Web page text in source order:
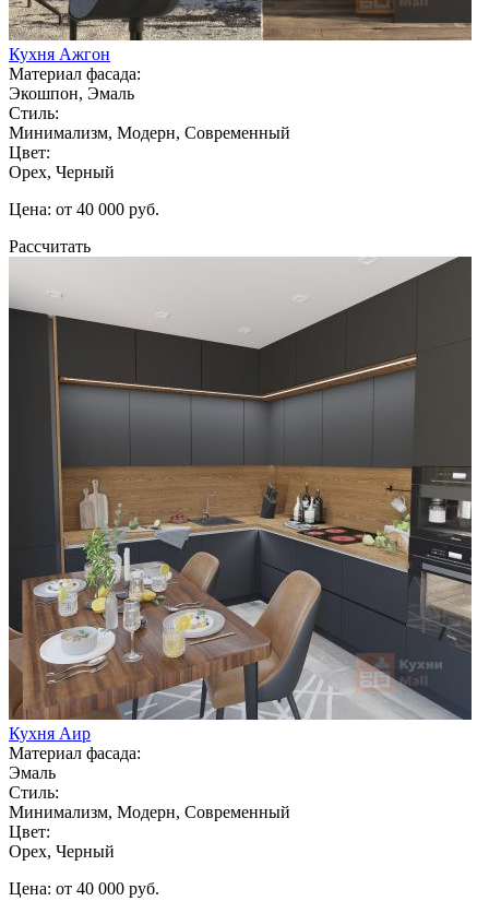
Кухня Ажгон
Материал фасада:
Экошпон, Эмаль
Стиль:
Минимализм, Модерн, Современный
Цвет:
Орех, Черный
Цена: от 40 000 руб.
Рассчитать
Кухня Аир
Материал фасада:
Эмаль
Стиль:
Минимализм, Модерн, Современный
Цвет:
Орех, Черный
Цена: от 40 000 руб.